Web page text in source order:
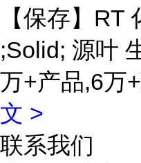
【保存】RT
;Solid; 源叶
万+产品,6万
文 >
联系我们